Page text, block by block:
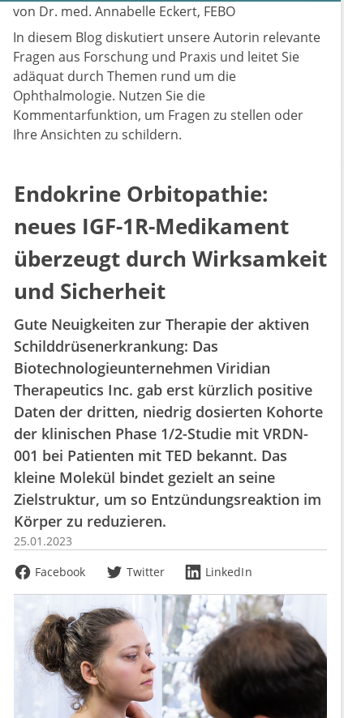
von Dr. med. Annabelle Eckert, FEBO
In diesem Blog diskutiert unsere Autorin relevante
Fragen aus Forschung und Praxis und leitet Sie
adäquat durch Themen rund um die
Ophthalmologie. Nutzen Sie die
Kommentarfunktion, um Fragen zu stellen oder
Ihre Ansichten zu schildern.
Endokrine Orbitopathie:
neues IGF-1R-Medikament
überzeugt durch Wirksamkeit
und Sicherheit
Gute Neuigkeiten zur Therapie der aktiven
Schilddrüsenerkrankung: Das
Biotechnologieunternehmen Viridian
Therapeutics Inc. gab erst kürzlich positive
Daten der dritten, niedrig dosierten Kohorte
der klinischen Phase 1/2-Studie mit VRDN-
001 bei Patienten mit TED bekannt. Das
kleine Molekül bindet gezielt an seine
Zielstruktur, um so Entzündungsreaktion im
Körper zu reduzieren.
25.01.2023
Facebook
Twitter LinkedIn